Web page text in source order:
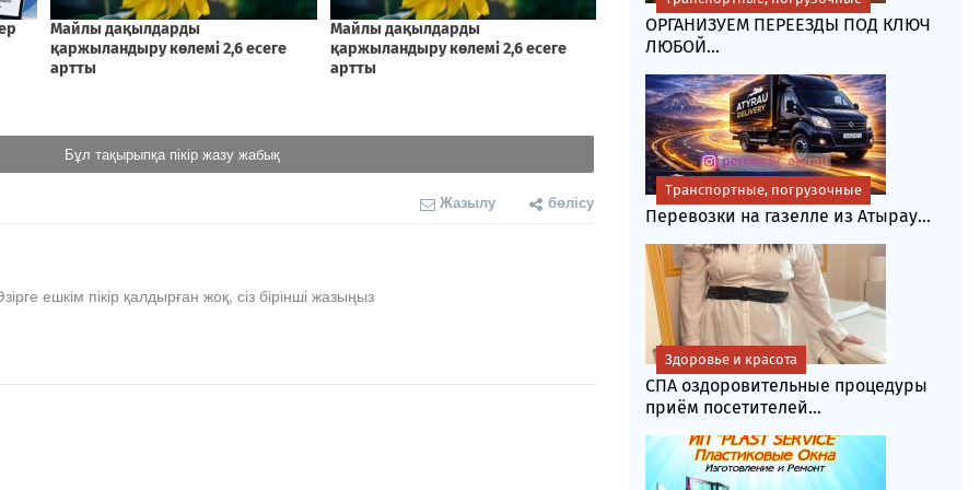
Бұл тақырыпқа пікір жазу жабық
Жазылу бөлісу
ешкім пікір қалдырған жоқ, сіз бірінші жазыңыз
ОРГАНИЗУЕМ ПЕРЕЕЗДЫ ПОД КЛЮЧ
ЛЮБОЙ...
Перевозки на газелле из Атырау...
Транспортные, погрузочные
СПА оздоровительные процедуры
приём посетителей...
Здоровье и красота